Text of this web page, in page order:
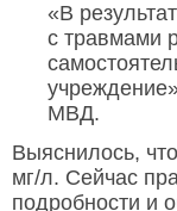
«В
с травмами
МВД.
Выяснилось,
мг/л. Сейчас
подробности и